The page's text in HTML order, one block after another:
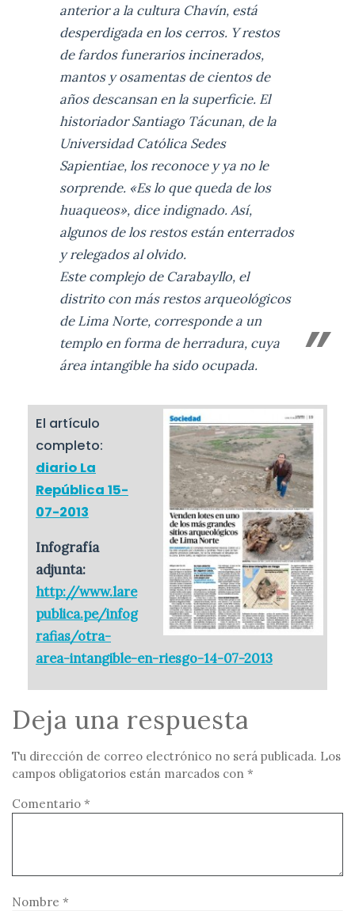
anterior a la cultura Chavín, está
desperdigada en los cerros. Y restos
de fardos funerarios incinerados,
mantos y osamentas de cientos de
años descansan en la superficie. El
historiador Santiago Tácunan, de la
Universidad Católica Sedes
Sapientiae, los reconoce y ya no le
sorprende. «Es lo que queda de los
huaqueos», dice indignado. Así,
algunos de los restos están enterrados
y relegados al olvido.
Este complejo de Carabayllo, el
distrito con más restos arqueológicos
de Lima Norte, corresponde a un
templo en forma de herradura, cuya
área intangible ha sido ocupada.
El artículo
completo:
diario La
República 15-
07-2013
Infografía
adjunta:
http://www.lare
publica.pe/infog
rafias/otra-
area-intangible-en-riesgo-14-07-2013
Deja una respuesta
Tu dirección de correo electrónico no será publicada. Los
campos obligatorios están marcados con *
Comentario *
Nombre *